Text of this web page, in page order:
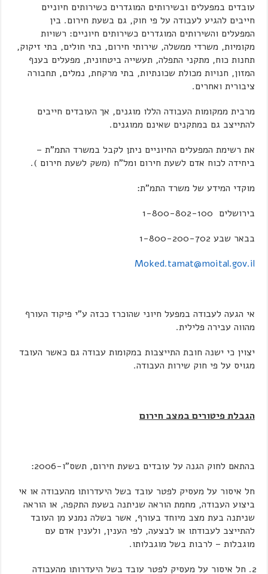
עובדים במפעלים ובשירותים המוגדרים כשירותים חיוניים
חייבים להגיע לעבודה על פי חוק, גם בשעת חירום. בין
המפעלים והשירותים המוגדרים כשירותים חיוניים: רשויות
מקומיות, משרדי ממשלה, שירותי חירום, בתי חולים, בתי זיקוק,
תחנות כוח, מתקני התפלה, תעשייה ביטחונית, מפעלים בענף
המזון, חנויות מכולת שכונתיות, בתי מרקחת, נמלים, תחבורה
ציבורית ואחרים.
מרבית ממקומות העבודה הללו מוגנים, אך העובדים חייבים
להתייצב גם במתקנים שאינם ממוגנים.
את רשימת המפעלים החיוניים ניתן לקבל במשרד התמ"ת –
ביחידה לכוח אדם לשעת חירום ומל"ח (משק לשעת חירום ).
מוקדי המידע של משרד התמ"ת:
בירושלים 1-800-802-100
בבאר שבע 1-800-200-702
Moked.tamat@moital.gov.il
אי הגעה לעבודה במפעל חיוני שהוכרז ככזה ע"י פיקוד העורף
מהווה עבירה פלילית.
יצוין כי ישנה חובת התייצבות במקומות עבודה גם כאשר העובד
מגויס על פי חוק שירות העבודה.
הגבלת פיטורים במצב חירום
בהתאם לחוק הגנה על עובדים בשעת חירום, תשס"ו-2006:
חל איסור על מעסיק לפטר עובד בשל היעדרותו מהעבודה או אי
ביצוע העבודה, מחמת הוראה שניתנה בשעת התקפה, או הוראה
שניתנה בעת מצב מיוחד בעורף, אשר בשלה נמנע מן העובד
להתייצב לעבודתו או לבצעה, לפי הענין, ולענין אדם עם
מוגבלות – לרבות בשל מוגבלותו.
חל איסור על מעסיק לפטר עובד בשל היעדרותו מהעבודה